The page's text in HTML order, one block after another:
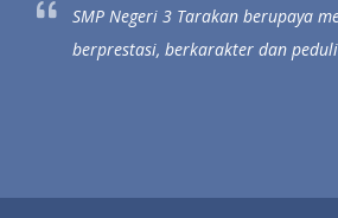
SMP Negeri 3 Tarakan berupaya
berprestasi, berkarakter dan